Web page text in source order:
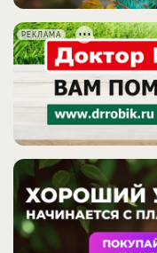
РЕКЛАМА